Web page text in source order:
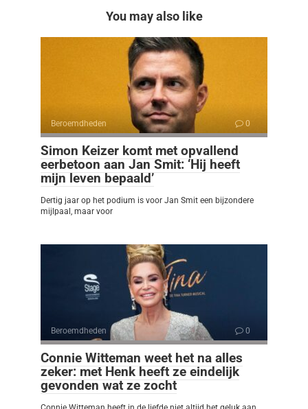
You may also like
Beroemdheden 0
Simon Keizer komt met opvallend
eerbetoon aan Jan Smit: ‘Hij heeft
mijn leven bepaald’
Dertig jaar op het podium is voor Jan Smit een bijzondere
mijlpaal, maar voor
Beroemdheden 0
Connie Witteman weet het na alles
zeker: met Henk heeft ze eindelijk
gevonden wat ze zocht